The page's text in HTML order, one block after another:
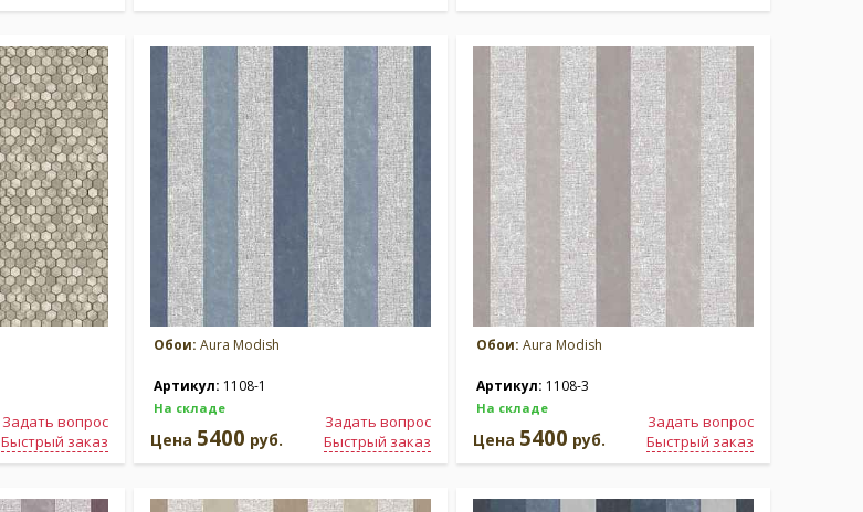
Задать вопрос
Быстрый заказ
Обои: Aura Modish
Артикул: 1108-1
На складе
Задать вопрос
Быстрый заказ
Цена 5400 руб.
Обои: Aura Modish
Артикул: 1108-3
На складе
Задать вопрос
Быстрый заказ
Цена 5400 руб.